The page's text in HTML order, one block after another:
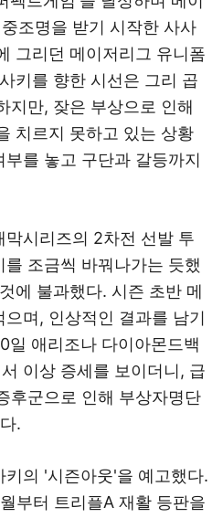
조명을 받기 시작한 사사
그리던 메이저리그 유니폼
키를 향한 시선은 그리 곱
지만, 잦은 부상으로 인해
치르지 못하고 있는 상황
를 놓고 구단과 갈등까지
막시리즈의 2차전 선발 투
조금씩 바꿔나가는 듯했
에 불과했다. 시즌 초반 메
며, 인상적인 결과를 남기
일 애리조나 다이아몬드백
이상 증세를 보이더니, 급
후군으로 인해 부상자명단
.
키의 '시즌아웃'을 예고했다.
부터 트리플A 재활 등판을